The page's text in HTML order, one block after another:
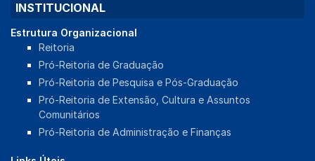
INSTITUCIONAL
Estrutura Organizacional
Reitoria
Pró-Reitoria de Graduação
Pró-Reitoria de Pesquisa e Pós-Graduação
Pró-Reitoria de Extensão, Cultura e Assuntos
Comunitários
Pró-Reitoria de Administração e Finanças